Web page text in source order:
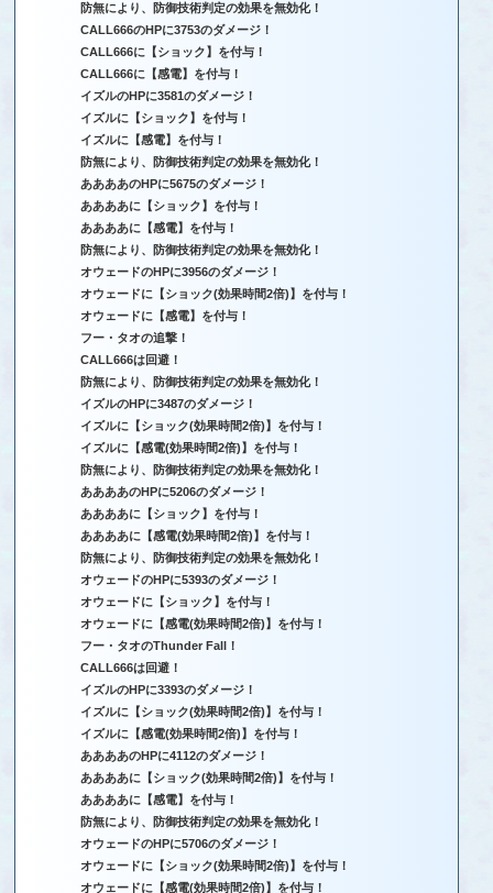
防無により、防御技術判定の効果を無効化！
CALL666のHPに3753のダメージ！
CALL666に【ショック】を付与！
CALL666に【感電】を付与！
イズルのHPに3581のダメージ！
イズルに【ショック】を付与！
イズルに【感電】を付与！
防無により、防御技術判定の効果を無効化！
ああああのHPに5675のダメージ！
ああああに【ショック】を付与！
ああああに【感電】を付与！
防無により、防御技術判定の効果を無効化！
オウェードのHPに3956のダメージ！
オウェードに【ショック(効果時間2倍)】を付与！
オウェードに【感電】を付与！
フー・タオの追撃！
CALL666は回避！
防無により、防御技術判定の効果を無効化！
イズルのHPに3487のダメージ！
イズルに【ショック(効果時間2倍)】を付与！
イズルに【感電(効果時間2倍)】を付与！
防無により、防御技術判定の効果を無効化！
ああああのHPに5206のダメージ！
ああああに【ショック】を付与！
ああああに【感電(効果時間2倍)】を付与！
防無により、防御技術判定の効果を無効化！
オウェードのHPに5393のダメージ！
オウェードに【ショック】を付与！
オウェードに【感電(効果時間2倍)】を付与！
フー・タオのThunder Fall！
CALL666は回避！
イズルのHPに3393のダメージ！
イズルに【ショック(効果時間2倍)】を付与！
イズルに【感電(効果時間2倍)】を付与！
ああああのHPに4112のダメージ！
ああああに【ショック(効果時間2倍)】を付与！
ああああに【感電】を付与！
防無により、防御技術判定の効果を無効化！
オウェードのHPに5706のダメージ！
オウェードに【ショック(効果時間2倍)】を付与！
オウェードに【感電(効果時間2倍)】を付与！